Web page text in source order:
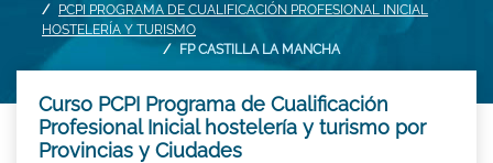
PCPI PROGRAMA DE CUALIFICACIÓN PROFESIONAL INICIAL
HOSTELERÍA Y TURISMO
FP CASTILLA LA MANCHA
Curso PCPI Programa de Cualificación
Profesional Inicial hostelería y turismo por
Provincias y Ciudades